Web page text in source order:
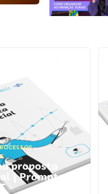
proposta
| Prompts